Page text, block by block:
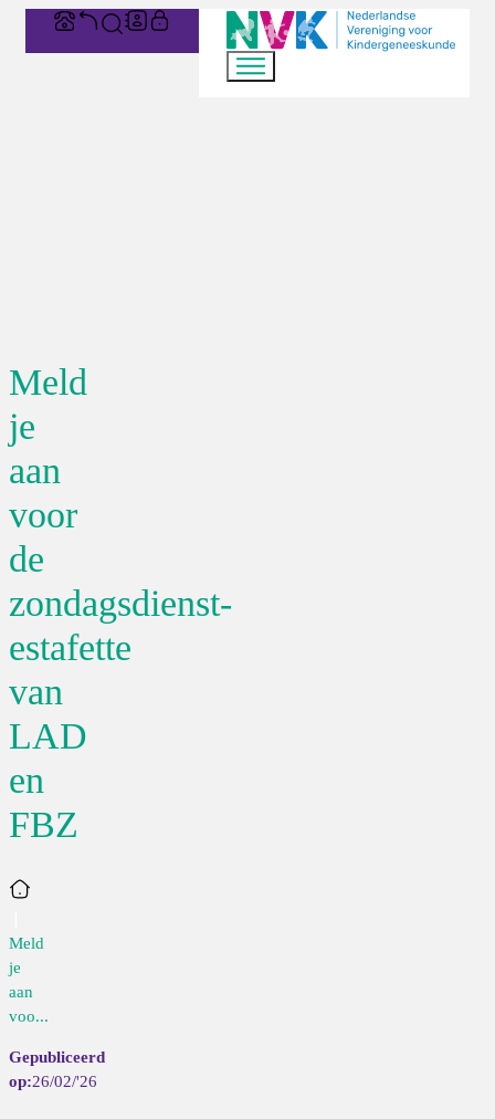
Meld
je
aan
voor
de
zondagsdienst-
estafette
van
LAD
en
FBZ
Home
Meld
je
aan
voo...
26/02/'26